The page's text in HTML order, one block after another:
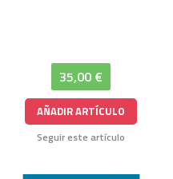
35,00 €
AÑADIR ARTÍCULO
Seguir este artículo